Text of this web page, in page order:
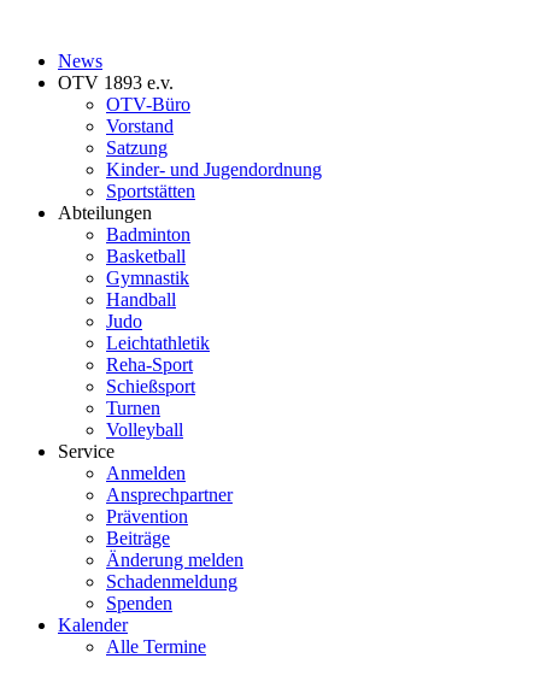
News
OTV 1893 e.v.
OTV-Büro
Vorstand
Satzung
Kinder- und Jugendordnung
Sportstätten
Abteilungen
Badminton
Basketball
Gymnastik
Handball
Judo
Leichtathletik
Reha-Sport
Schießsport
Turnen
Volleyball
Service
Anmelden
Ansprechpartner
Prävention
Beiträge
Änderung melden
Schadenmeldung
Spenden
Kalender
Alle Termine